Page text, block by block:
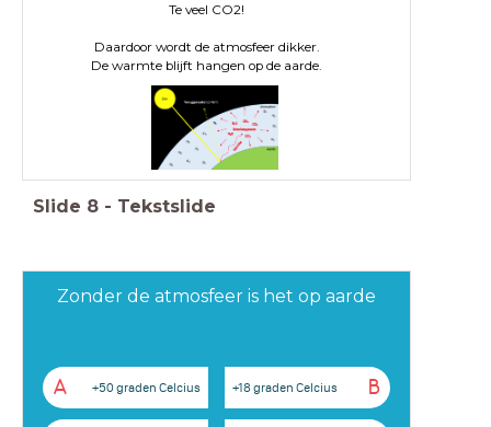
Te veel CO2!
Daardoor wordt de atmosfeer dikker.
De warmte blijft hangen op de aarde.
Slide 8 - Tekstslide
Zonder de atmosfeer is het op aarde
A +50 graden Celcius B
+18 graden Celcius